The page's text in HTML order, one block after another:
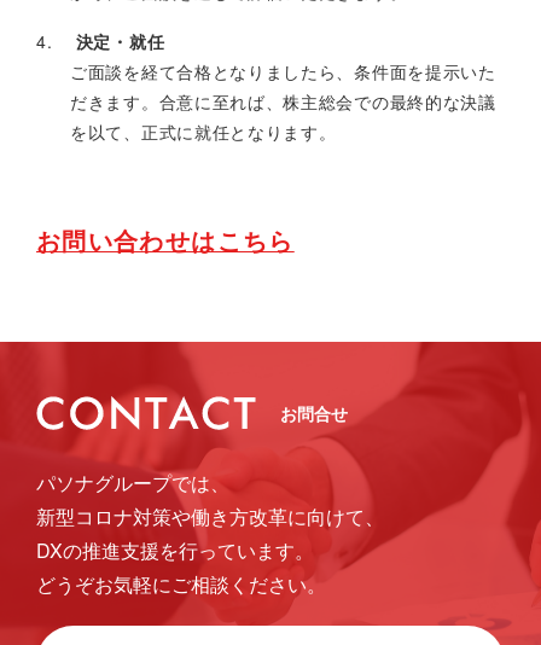
決定・就任
ご面談を経て合格となりましたら、条件面を提示いた
だきます。合意に至れば、株主総会での最終的な決議
を以て、正式に就任となります。
お問い合わせはこちら
お問合せ
パソナグループでは、
新型コロナ対策や働き方改革に向けて、
DXの推進支援を行っています。
どうぞお気軽にご相談ください。